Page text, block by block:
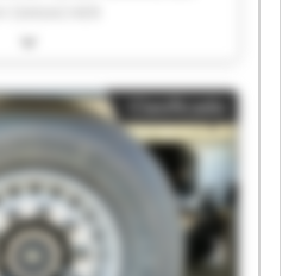
DANACHER
DANACHER